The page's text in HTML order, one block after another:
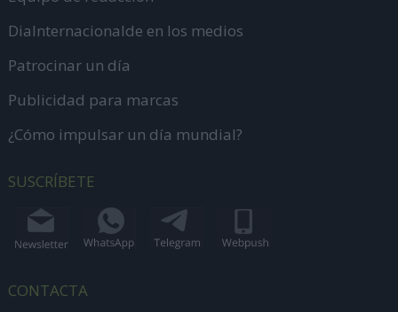
DiaInternacionalde en los medios
Patrocinar un día
Publicidad para marcas
¿Cómo impulsar un día mundial?
SUSCRÍBETE
CONTACTA